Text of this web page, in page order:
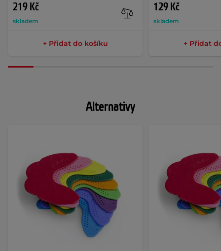
219 Kč
skladem
+ Přidat do košíku
129 Kč
skladem
+ Přidat
Alternativy